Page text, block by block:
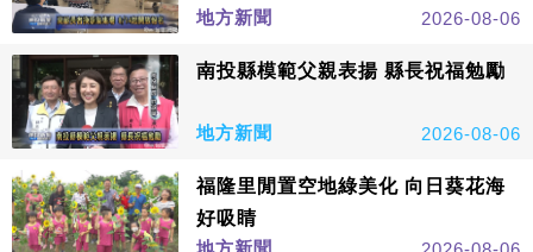
地方新聞
2026-08-06
南投縣模範父親表揚 縣長祝福勉勵
地方新聞 2026-08-06
福隆里閒置空地綠美化 向日葵花海
好吸睛
地方新聞